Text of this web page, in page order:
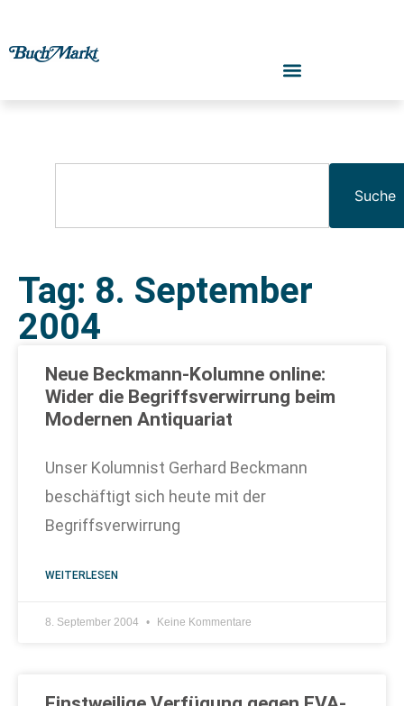
Suche
Tag: 8. September
2004
Neue Beckmann-Kolumne online:
Wider die Begriffsverwirrung beim
Modernen Antiquariat
Unser Kolumnist Gerhard Beckmann
beschäftigt sich heute mit der
Begriffsverwirrung
WEITERLESEN
8. September 2004 Keine Kommentare